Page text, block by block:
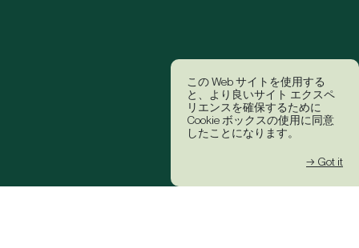
この Web サイトを使用する
と、より良いサイト エクスペ
リエンスを確保するために
Cookie ボックスの使用に同意
したことになります。
→ Got it